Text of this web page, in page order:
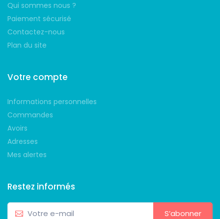
Qui sommes nous ?
Paiement sécurisé
Contactez-nous
Plan du site
Votre compte
Informations personnelles
Commandes
Avoirs
Adresses
Mes alertes
Restez informés
S’abonner